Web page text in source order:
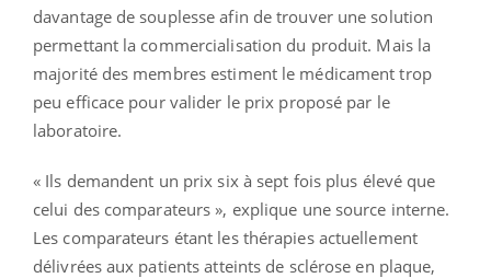
davantage de souplesse afin de trouver une solution
permettant la commercialisation du produit. Mais la
majorité des membres estiment le médicament trop
peu efficace pour valider le prix proposé par le
laboratoire.
« Ils demandent un prix six à sept fois plus élevé que
celui des comparateurs », explique une source interne.
Les comparateurs étant les thérapies actuellement
délivrées aux patients atteints de sclérose en plaque,